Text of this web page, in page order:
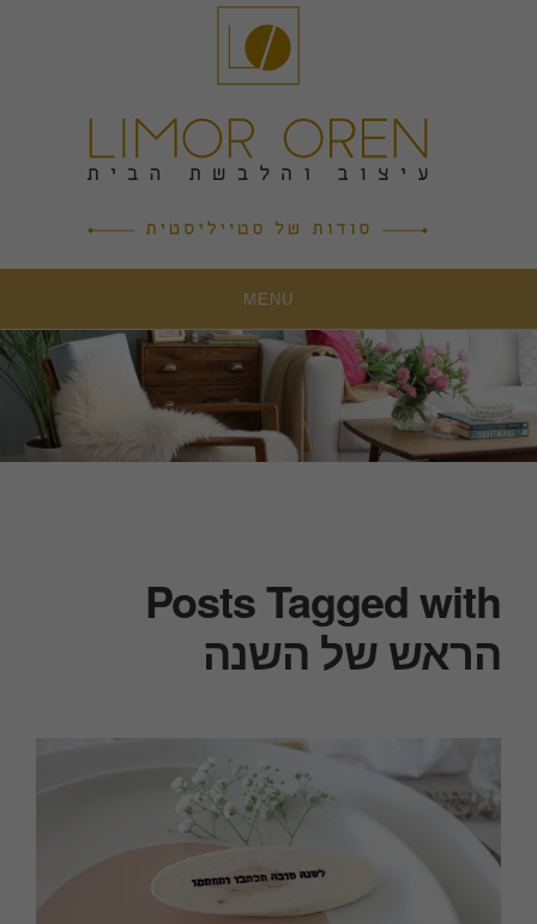
MENU
Posts Tagged with
הראש של השנה